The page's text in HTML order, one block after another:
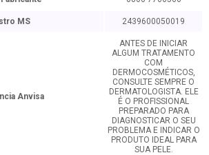
MS 2439600050019
Anvisa
ANTES DE INICIAR
ALGUM TRATAMENTO
COM
DERMOCOSMÉTICOS,
CONSULTE SEMPRE O
DERMATOLOGISTA. ELE
É O PROFISSIONAL
PREPARADO PARA
DIAGNOSTICAR O SEU
PROBLEMA E INDICAR O
PRODUTO IDEAL PARA
SUA PELE.